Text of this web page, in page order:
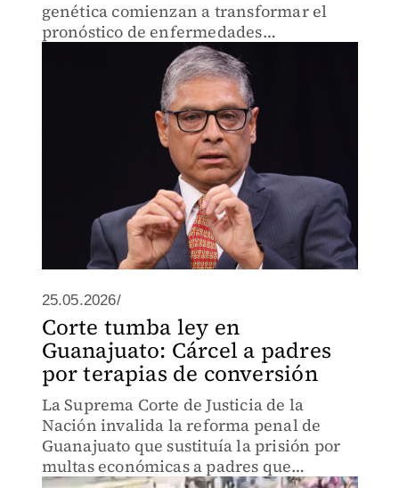
genética comienzan a transformar el
pronóstico de enfermedades
consideradas devastadoras o incurables.
25.05.2026/
Corte tumba ley en
Guanajuato: Cárcel a padres
por terapias de conversión
La Suprema Corte de Justicia de la
Nación invalida la reforma penal de
Guanajuato que sustituía la prisión por
multas económicas a padres que